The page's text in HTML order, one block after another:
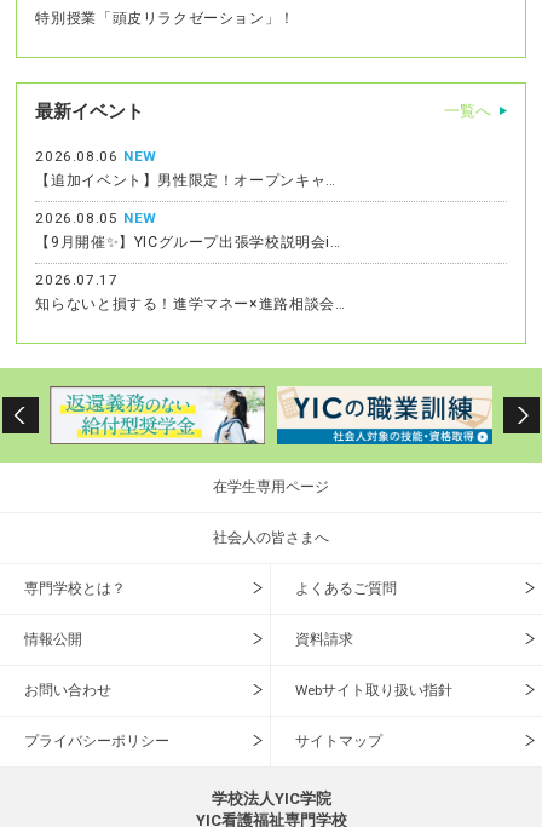
特別授業「頭皮リラクゼーション」！
最新イベント 一覧へ
2026.08.06 NEW
【追加イベント】男性限定！オープンキャ…
2026.08.05 NEW
【9月開催✨】YICグループ出張学校説明会i…
2026.07.17
知らないと損する！進学マネー×進路相談会…
在学生専用ページ
社会人の皆さまへ
専門学校とは？ よくあるご質問
情報公開 資料請求
お問い合わせ Webサイト取り扱い指針
プライバシーポリシー サイトマップ
学校法人YIC学院
YIC看護福祉専門学校